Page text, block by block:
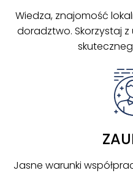
Wiedza, znajomość
doradztwo. Skorzystaj
Jasne warunki